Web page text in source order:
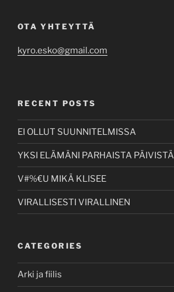
OTA YHTEYTTÄ
kyro.esko@gmail.com
RECENT POSTS
EI OLLUT SUUNNITELMISSA
YKSI ELÄMÄNI PARHAISTA PÄIVISTÄ
V#%€U MIKÄ KLISEE
VIRALLISESTI VIRALLINEN
CATEGORIES
Arki ja fiilis